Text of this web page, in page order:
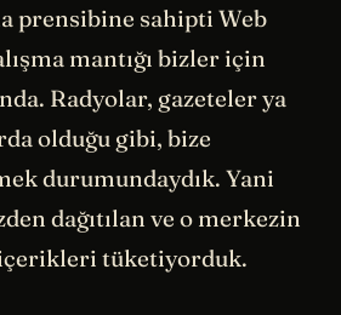
prensibine sahipti Web
mantığı bizler için
Radyolar, gazeteler ya
olduğu gibi, bize
durumundaydık. Yani
dağıtılan ve o merkezin
tüketiyorduk.